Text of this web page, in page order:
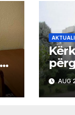
AUG